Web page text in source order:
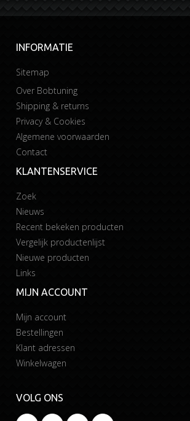
INFORMATIE
Sitemap
Over Bobtuning
Shipping & returns
Privacy & Cookies
Algemene voorwaarden
Contact
KLANTENSERVICE
Zoek
Nieuws
Recent bekeken producten
Vergelijk productenlijst
Nieuwe producten
Links
MIJN ACCOUNT
Mijn account
Bestellingen
Klant adressen
Winkelwagen
VOLG ONS